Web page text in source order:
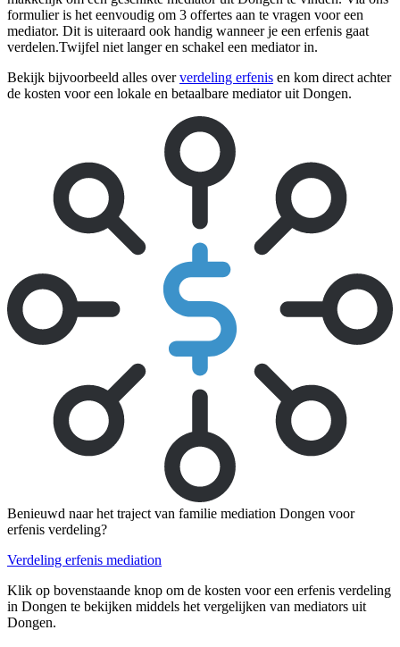
formulier is het eenvoudig om 3 offertes aan te vragen voor een
mediator. Dit is uiteraard ook handig wanneer je een erfenis gaat
verdelen.Twijfel niet langer en schakel een mediator in.
Bekijk bijvoorbeeld alles oververdeling erfenis en kom direct achter
de kosten voor een lokale en betaalbare mediator uit Dongen.
Benieuwd naar het traject van familie mediation Dongen voor
erfenis verdeling?
Verdeling erfenis mediation
Klik op bovenstaande knop om de kosten voor een erfenis verdeling
in Dongen te bekijken middels het vergelijken van mediators uit
Dongen.